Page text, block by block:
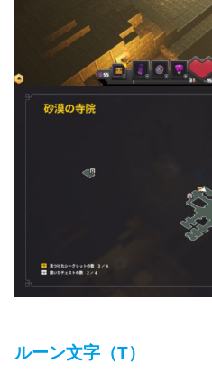
ルーン文字（T）